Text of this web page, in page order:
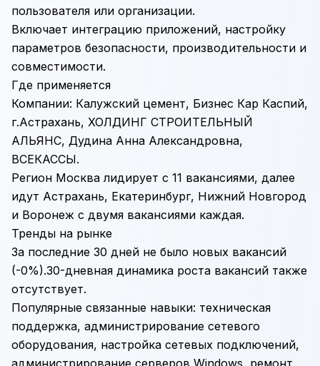
пользователя или организации.
Включает интеграцию приложений, настройку
параметров безопасности, производительности и
совместимости.
Где применяется
Компании: Калужский цемент, Бизнес Кар Каспий,
г.Астрахань, ХОЛДИНГ СТРОИТЕЛЬНЫЙ
АЛЬЯНС, Дудина Анна Александровна,
ВСЕКАССЫ.
Регион Москва лидирует с 11 вакансиями, далее
идут Астрахань, Екатеринбург, Нижний Новгород
и Воронеж с двумя вакансиями каждая.
Тренды на рынке
За последние 30 дней не было новых вакансий
(-0%).30-дневная динамика роста вакансий также
отсутствует.
Популярные связанные навыки: техническая
поддержка, администрирование сетевого
оборудования, настройка сетевых подключений,
администрирование серверов Windows, ремонт